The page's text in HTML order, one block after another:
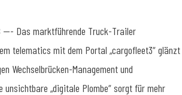
--- Das marktführende Truck-Trailer
telematics mit dem Portal „cargofleet3“ glänzt
Wechselbrücken-Management und
unsichtbare „digitale Plombe“ sorgt für mehr